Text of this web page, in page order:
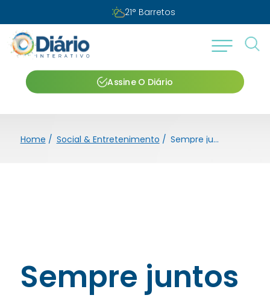
21° Barretos
Assine O Diário
Home / Social & Entretenimento / Sempre juntos
Sempre juntos